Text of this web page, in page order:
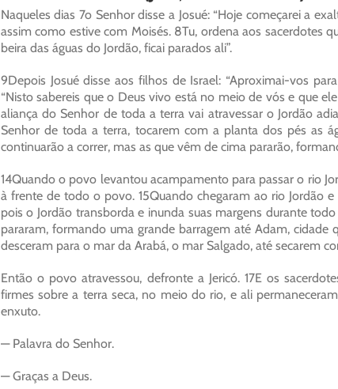
Naqueles dias 7o Senhor disse a Josué: “Hoje começarei a
assim como estive com Moisés. 8Tu, ordena aos sacerdotes
beira das águas do Jordão, ficai parados ali”.
9Depois Josué disse aos filhos de Israel: “Aproximai-vos
“Nisto sabereis que o Deus vivo está no meio de vós e que
aliança do Senhor de toda a terra vai atravessar o Jordão
Senhor de toda a terra, tocarem com a planta dos pés as
continuarão a correr, mas as que vêm de cima pararão,
14Quando o povo levantou acampamento para passar o rio
à frente de todo o povo. 15Quando chegaram ao rio Jordão
pois o Jordão transborda e inunda suas margens durante
pararam, formando uma grande barragem até Adam,
desceram para o mar da Arabá, o mar Salgado, até secarem
Então o povo atravessou, defronte a Jericó. 17E os
firmes sobre a terra seca, no meio do rio, e ali
enxuto.
— Palavra do Senhor.
— Graças a Deus.